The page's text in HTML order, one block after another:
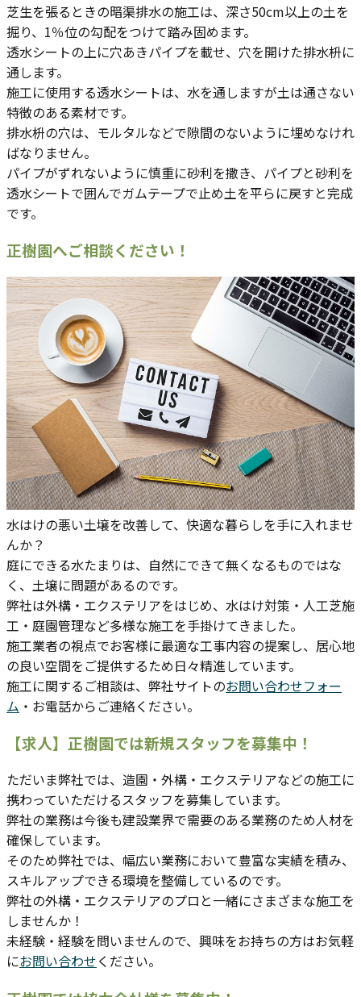
芝生を張るときの暗渠排水の施工は、深さ50cm以上の土を
掘り、1％位の勾配をつけて踏み固めます。
透水シートの上に穴あきパイプを載せ、穴を開けた排水枡に
通します。
施工に使用する透水シートは、水を通しますが土は通さない
特徴のある素材です。
排水枡の穴は、モルタルなどで隙間のないように埋めなけれ
ばなりません。
パイプがずれないように慎重に砂利を撒き、パイプと砂利を
透水シートで囲んでガムテープで止め土を平らに戻すと完成
です。
正樹園へご相談ください！
水はけの悪い土壌を改善して、快適な暮らしを手に入れませ
んか？
庭にできる水たまりは、自然にできて無くなるものではな
く、土壌に問題があるのです。
弊社は外構・エクステリアをはじめ、水はけ対策・人工芝施
工・庭園管理など多様な施工を手掛けてきました。
施工業者の視点でお客様に最適な工事内容の提案し、居心地
の良い空間をご提供するため日々精進しています。
施工に関するご相談は、弊社サイトのお問い合わせフォー
ム ・お電話からご連絡ください。
【求人】正樹園では新規スタッフを募集中！
ただいま弊社では、造園・外構・エクステリアなどの施工に
携わっていただけるスタッフを募集しています。
弊社の業務は今後も建設業界で需要のある業務のため人材を
確保しています。
そのため弊社では、幅広い業務において豊富な実績を積み、
スキルアップできる環境を整備しているのです。
弊社の外構・エクステリアのプロと一緒にさまざまな施工を
しませんか！
未経験・経験を問いませんので、興味をお持ちの方はお気軽
にお問い合わせください。